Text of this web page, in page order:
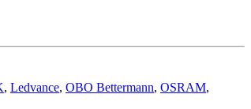
, Ledvance, OBO Bettermann, OSRAM,